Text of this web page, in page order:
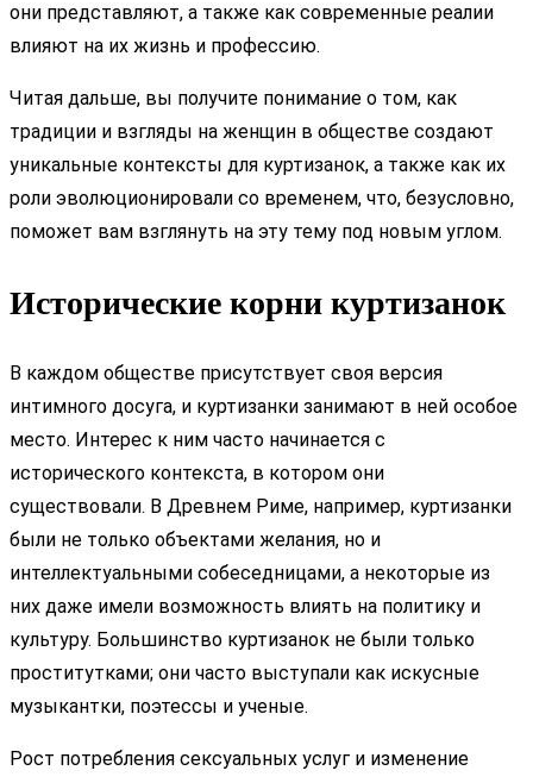
они представляют, а также как современные реалии
влияют на их жизнь и профессию.
Читая дальше, вы получите понимание о том, как
традиции и взгляды на женщин в обществе создают
уникальные контексты для куртизанок, а также как их
роли эволюционировали со временем, что, безусловно,
поможет вам взглянуть на эту тему под новым углом.
Исторические корни куртизанок
В каждом обществе присутствует своя версия
интимного досуга, и куртизанки занимают в ней особое
место. Интерес к ним часто начинается с
исторического контекста, в котором они
существовали. В Древнем Риме, например, куртизанки
были не только объектами желания, но и
интеллектуальными собеседницами, а некоторые из
них даже имели возможность влиять на политику и
культуру. Большинство куртизанок не были только
проститутками; они часто выступали как искусные
музыкантки, поэтессы и ученые.
Рост потребления сексуальных услуг и изменение